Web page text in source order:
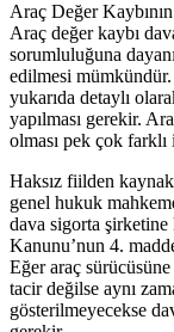
Araç Değer
Araç değer kaybı
sorumluluğuna
edilmesi
yukarıda detaylı
yapılması gerekir.
olması pek çok farklı
Haksız fiilden
genel hukuk
dava sigorta şirketine
Kanunu’nun 4.
Eğer araç
tacir değilse aynı
gösterilmeyecekse